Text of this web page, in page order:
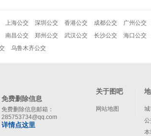
上海公交 深圳公交 香港公交 成都公交 广州公交
南昌公交 郑州公交 武汉公交 长沙公交 海口公交
乌鲁木齐公交
免费删除信息
免费删除信息邮箱：
285753734@qq.com
详情点这里
关于图吧
网站地图
城
公